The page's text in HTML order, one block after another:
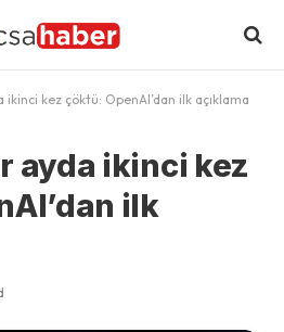
ikinci kez çöktü: OpenAI’dan ilk açıklama
ayda ikinci kez
ilk